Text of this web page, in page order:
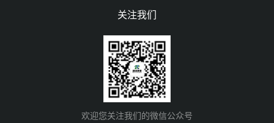
关注我们
欢迎您关注我们的微信公众号